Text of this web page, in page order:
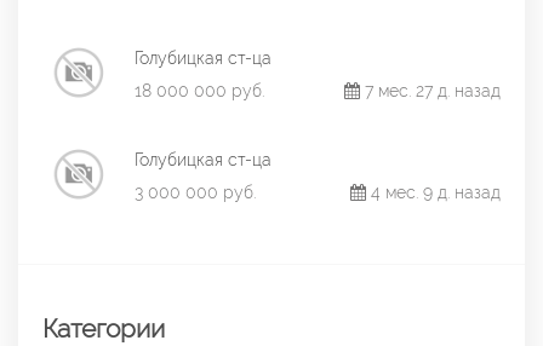
Голубицкая ст-ца
18 000 000 руб.
7 мес. 27 д. назад
Голубицкая ст-ца
3 000 000 руб.
4 мес. 9 д. назад
Категории